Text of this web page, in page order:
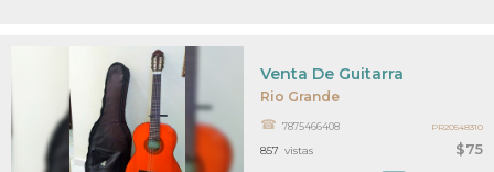
Rio Grande
$75
Venta De Guitarra
7875466408
857 vistas
PR20548310